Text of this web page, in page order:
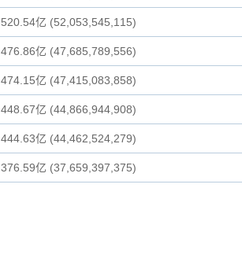
520.54亿 (52,053,545,115)
476.86亿 (47,685,789,556)
474.15亿 (47,415,083,858)
448.67亿 (44,866,944,908)
444.63亿 (44,462,524,279)
376.59亿 (37,659,397,375)